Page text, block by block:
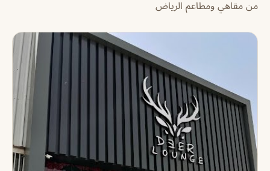
من مقاهي ومطاعم الرياض